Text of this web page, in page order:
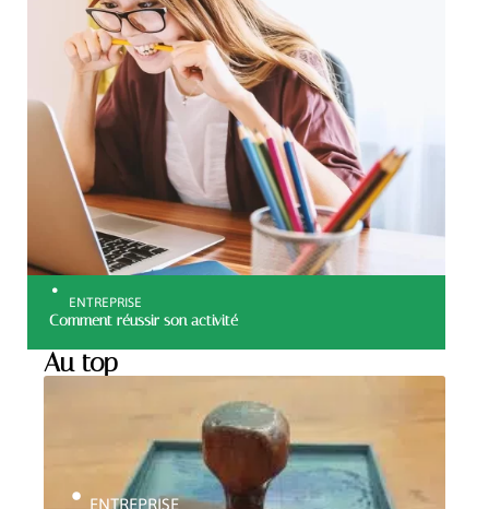
ENTREPRISE
Comment réussir son activité
Au top
ENTREPRISE